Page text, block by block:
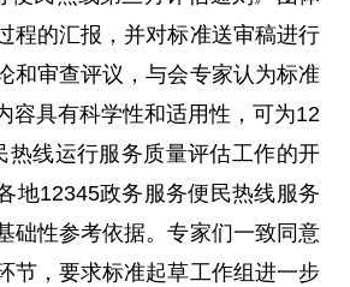
程的汇报，并对标准送审稿进行
和审查评议，与会专家认为标准
容具有科学性和适用性，可为12
热线运行服务质量评估工作的开
地12345政务服务便民热线服务
础性参考依据。专家们一致同意
节，要求标准起草工作组进一步